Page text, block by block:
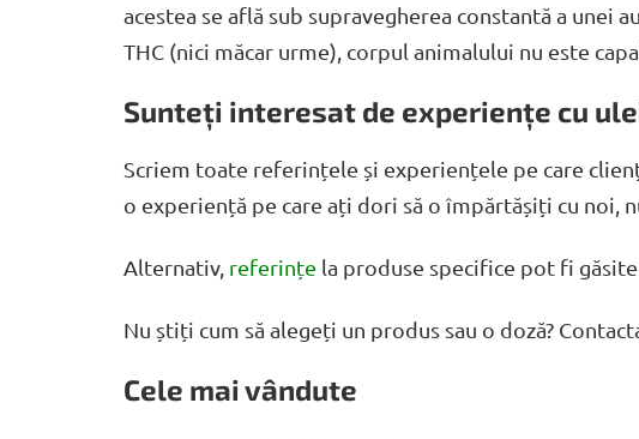
acestea se află sub supravegherea constantă a
THC (nici măcar urme), corpul animalului nu este
Sunteți interesat de experiențe cu
Scriem toate referințele și experiențele pe care
o experiență pe care ați dori să o împărtășiți cu noi,
Alternativ, referințe la produse specifice pot fi
Nu știți cum să alegeți un produs sau o doză?
Cele mai vândute